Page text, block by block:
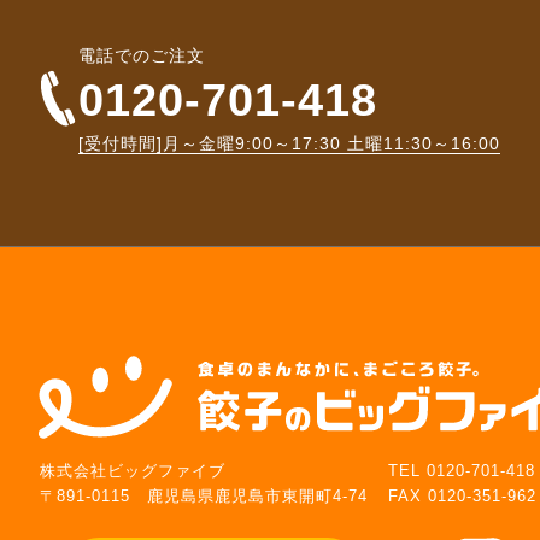
電話でのご注文
0120-701-418
[受付時間]月～金曜9:00～17:30 土曜11:30～16:00
株式会社ビッグファイブ
TEL 0120-701-418
〒891-0115 鹿児島県鹿児島市東開町4-74
FAX 0120-351-962